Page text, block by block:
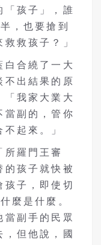
「孩子」，誰
，也要搶到
救孩子？」
白合繞了一大
不出結果的原
「我家大業大
當副的，管你
起來。」
所羅門王審
的孩子就快被
子，即使切
麼是什麼。
當副手的民眾
但他說，國